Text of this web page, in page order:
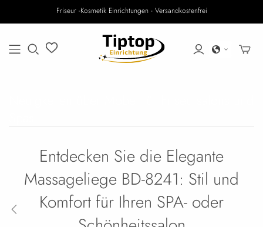
Friseur -Kosmetik Einrichtungen - Versandkostenfrei
Entdecken Sie die Elegante
Massageliege BD-8241: Stil und
Komfort für Ihren SPA- oder